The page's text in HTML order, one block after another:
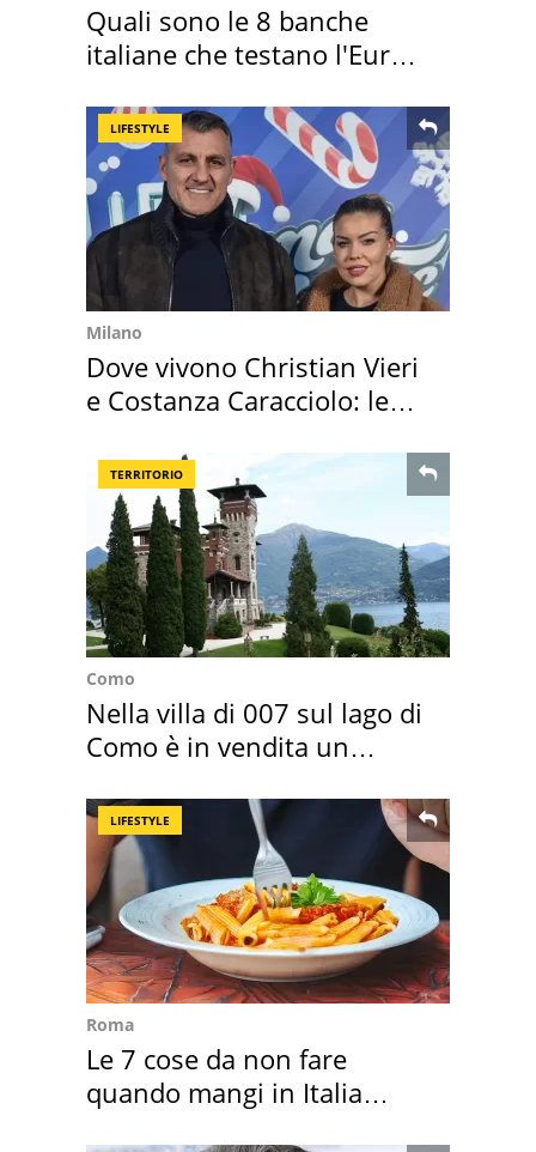
Quali sono le 8 banche
italiane che testano l'Euro
LIFESTYLE
Milano
Dove vivono Christian Vieri
e Costanza Caracciolo: le
TERRITORIO
Como
Nella villa di 007 sul lago di
Como è in vendita un
LIFESTYLE
Roma
Le 7 cose da non fare
quando mangi in Italia